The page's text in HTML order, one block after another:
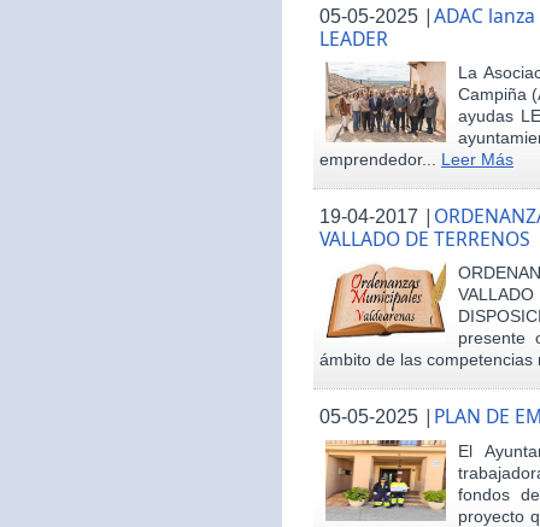
05-05-2025 |ADAC
LEADER
La
Campiña
ayudas
emprendedor... Leer Más
19-04-2017 |
VALLADO DE TERRENOS
presente
ámbito de las
05-05-2025 | PLAN DE
El
fondos
proyecto